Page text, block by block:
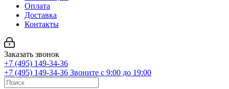
Оплата
Доставка
Контакты
Заказать звонок
+7 (495) 149-34-36
+7 (495) 149-34-36 Звоните с 9:00 до 19:00